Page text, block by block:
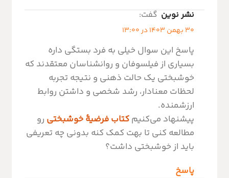
نشر نوین گفت:
30 بهمن 1403 در 13:00
پاسخ این سوال خیلی به فرد بستگی داره
بسیاری از فیلسوفان و روانشناسان معتقدند که
خوشبختی یک حالت ذهنی و نتیجه تجربه
لحظات معنادار، رشد شخصی و داشتن روابط
ارزشمنده.
پیشنهاد می‌کنیمکتاب فرضیۀ خوشبختی رو
مطالعه کنی تا بهت کمک کنه بدونی چه تعریفی
باید از خوشبختی داشت؟
پاسخ